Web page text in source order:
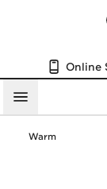
Online
Menü
Warm